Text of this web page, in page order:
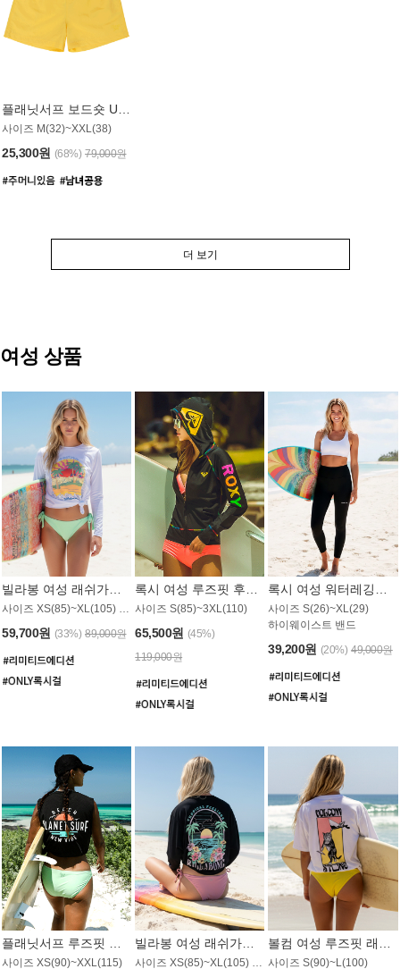
플래닛서프 보드숏 UMB008YPS
사이즈 M(32)~XXL(38)
25,300원 (68%) 79,000원
더 보기
여성 상품
59,700원 (33%) 89,000원
사이즈 S(85)~3XL(110)
65,500원 (45%)
119,000원
사이즈 S(26)~XL(29)
하이웨이스트 밴드
39,200원 (20%) 49,000원
사이즈 XS(90)~XXL(115) 사이즈 XS(85)~XL(105) / 오버핏 사이즈 S(90)~L(100)